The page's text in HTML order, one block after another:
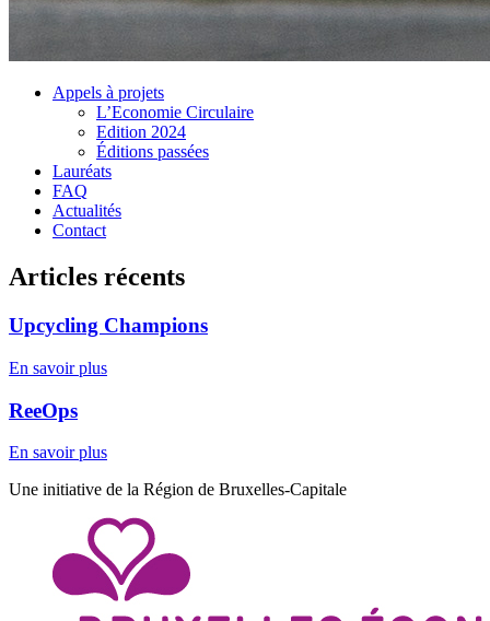
Appels à projets
L’Economie Circulaire
Edition 2024
Éditions passées
Lauréats
FAQ
Actualités
Contact
Articles récents
Upcycling Champions
En savoir plus
ReeOps
En savoir plus
Une initiative de la Région de Bruxelles-Capitale